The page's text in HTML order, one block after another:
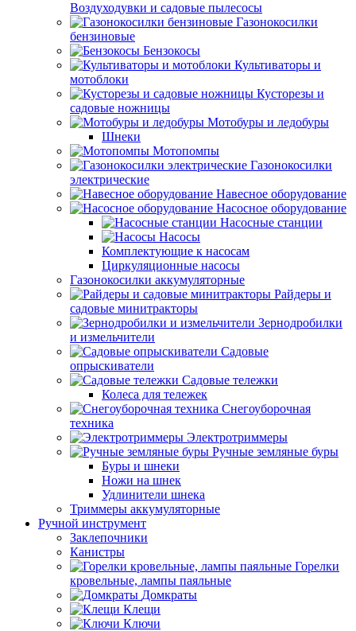
Воздуходувки и садовые пылесосы
Газонокосилки
бензиновые
Бензокосы
Культиваторы и
мотоблоки
Кусторезы и
садовые ножницы
Мотобуры и ледобуры
Шнеки
Мотопомпы
Газонокосилки
электрические
Навесное оборудование
Насосное оборудование
Насосные станции
Насосы
Комплектующие к насосам
Циркуляционные насосы
Газонокосилки аккумуляторные
Райдеры и
садовые минитракторы
Зернодробилки
и измельчители
Садовые
опрыскиватели
Садовые тележки
Колеса для тележек
Снегоуборочная
техника
Электротриммеры
Ручные земляные буры
Буры и шнеки
Ножи на шнек
Удлинители шнека
Триммеры аккумуляторные
Ручной инструмент
Заклепочники
Канистры
Горелки
кровельные, лампы паяльные
Домкраты
Клещи
Ключи